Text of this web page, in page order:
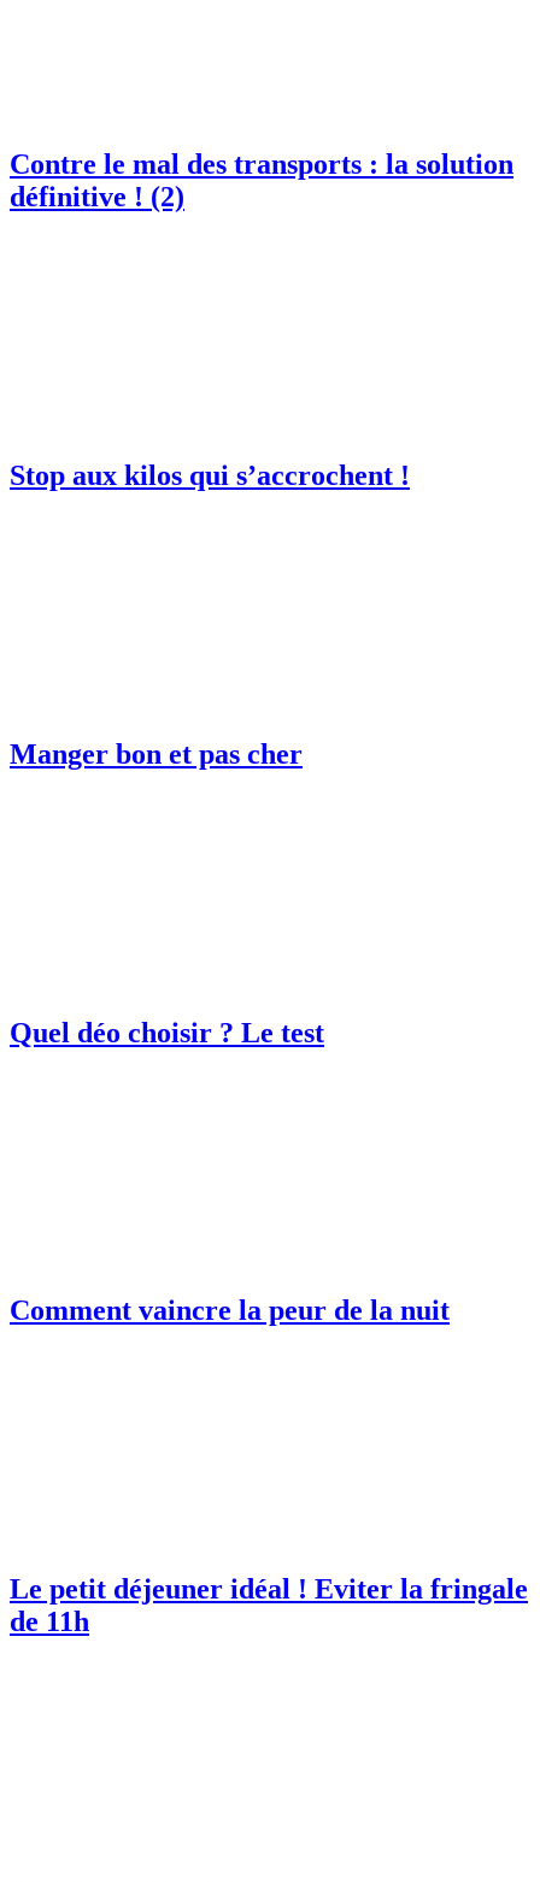
Contre le mal des transports : la solution
définitive ! (2)
Stop aux kilos qui s’accrochent !
Manger bon et pas cher
Quel déo choisir ? Le test
Comment vaincre la peur de la nuit
Le petit déjeuner idéal ! Eviter la fringale
de 11h